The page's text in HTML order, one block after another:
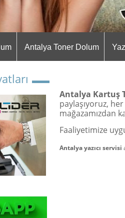
Antalya Toner Dolum
Antalya Kartuş
paylaşıyoruz,
mağazamızdan
Faaliyetimize
Antalya yazıcı servisi